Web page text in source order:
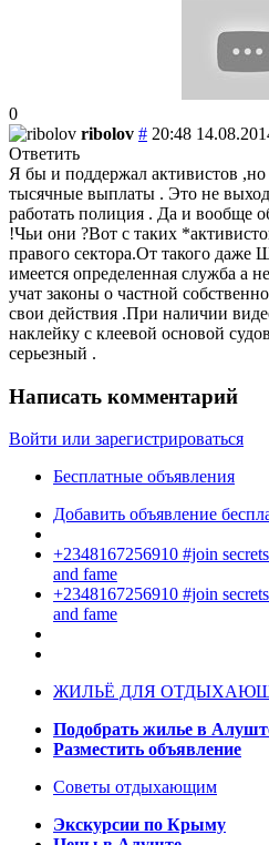
0
ribolov # 20:48
Ответить
Я бы и поддержал активистов
тысячные выплаты . Это не
работать полиция . Да и вообще
!Чьи они ?Вот с таких
правого сектора.От такого даже
имеется определенная служба а
учат законы о частной
свои действия .При наличии
наклейку с клеевой основой
серьезный .
Написать комментарий
Войти или зарегистрироваться
Бесплатные объявления
Добавить объявление
+2348167256910 #join
and fame
+2348167256910 #join
and fame
ЖИЛЬЁ ДЛЯ
Подобрать жилье в
Разместить объявление
Советы отдыхающим
Экскурсии по Крыму